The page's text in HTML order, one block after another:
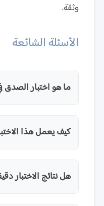
وثقة.
الأسئلة الشائعة
ما هو اختبار الصدق
هو أداة تفاعلية
كيف يعمل هذا
يعرض الاختبار
هل نتائج الاختبار